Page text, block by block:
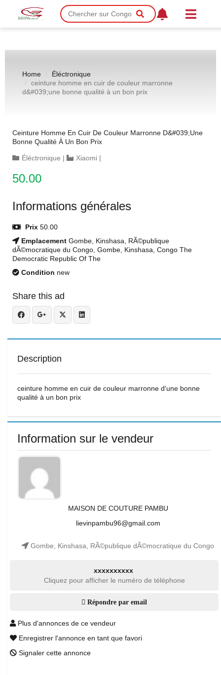
Home
Éléctronique
ceinture homme en cuir de couleur marronne
d&#039;une bonne qualité à un bon prix
Ceinture Homme En Cuir De Couleur Marronne D&#039;une
Bonne Qualité À Un Bon Prix
Éléctronique | Xiaomi |
50.00
Informations générales
Prix 50.00
Emplacement Gombe, Kinshasa, RÃ©publique
dÃ©mocratique du Congo, Gombe, Kinshasa, Congo The
Democratic Republic Of The
Condition new
Share this ad
Description
ceinture homme en cuir de couleur marronne d'une bonne
qualité à un bon prix
Information sur le vendeur
MAISON DE COUTURE PAMBU
lievinpambu96@gmail.com
Gombe, Kinshasa, RÃ©publique dÃ©mocratique du Congo
xxxxxxxxxx
Cliquez pour afficher le numéro de téléphone
Répondre par email
Plus d'annonces de ce vendeur
Enregistrer l'annonce en tant que favori
Signaler cette annonce